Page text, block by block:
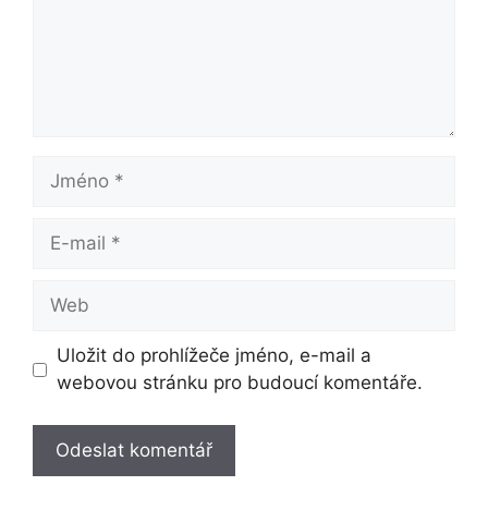
Jméno
Web
Uložit do prohlížeče jméno, e-mail a
webovou stránku pro budoucí komentáře.